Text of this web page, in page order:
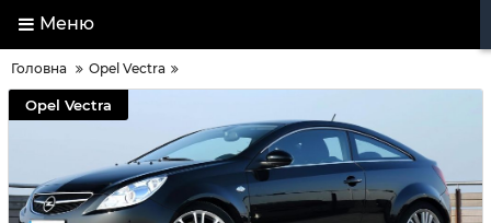
Меню
Головна Opel Vectra
Opel Vectra